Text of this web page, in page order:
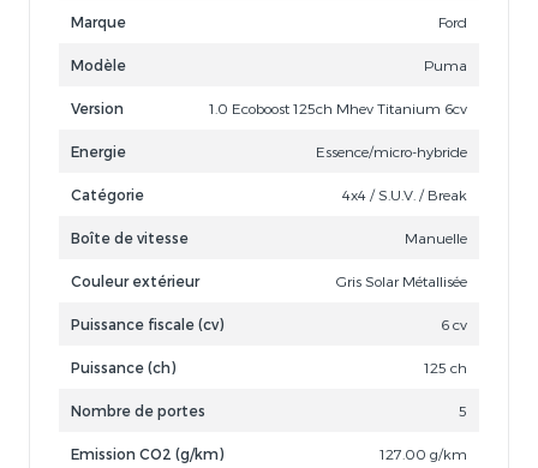
Marque Ford
Modèle Puma
Version 1.0 Ecoboost 125ch Mhev Titanium 6cv
Energie Essence/micro-hybride
Catégorie 4x4 / S.U.V. / Break
Boîte de vitesse Manuelle
Couleur extérieur Gris Solar Métallisée
Puissance fiscale (cv) 6 cv
Puissance (ch) 125 ch
Nombre de portes 5
Emission CO2 (g/km) 127.00 g/km